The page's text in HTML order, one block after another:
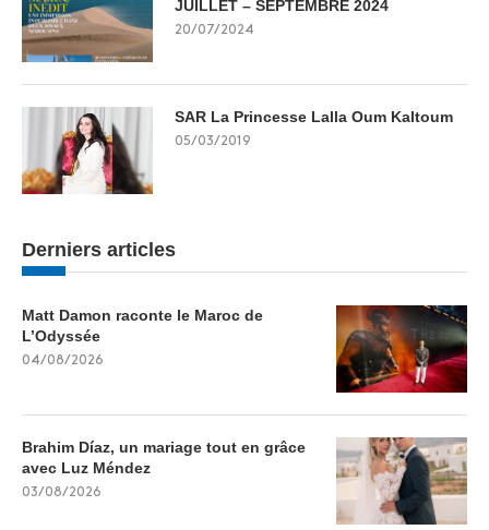
JUILLET – SEPTEMBRE 2024
20/07/2024
SAR La Princesse Lalla Oum Kaltoum
05/03/2019
Derniers articles
Matt Damon raconte le Maroc de
L’Odyssée
04/08/2026
Brahim Díaz, un mariage tout en grâce
avec Luz Méndez
03/08/2026